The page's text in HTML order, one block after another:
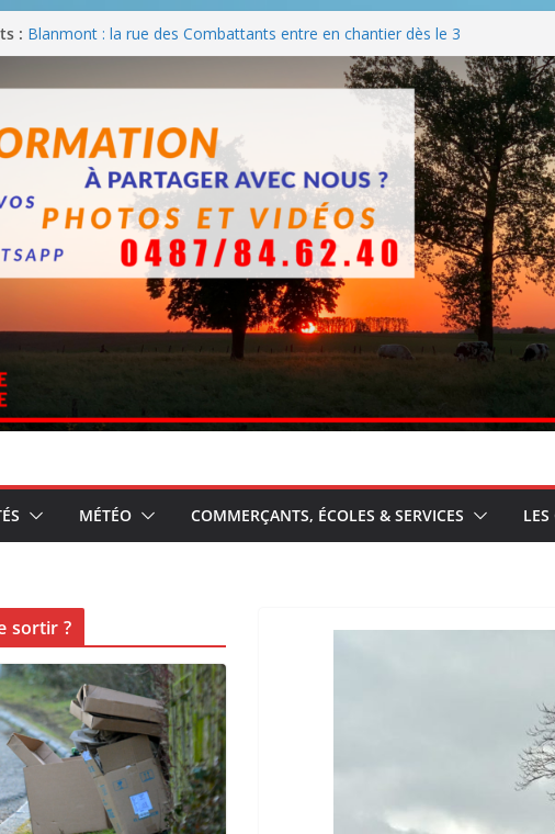
: Blanmont : la rue des Combattants entre en chantier dès le 3
août
Une fête nationale sans drache
MÉTÉO COMMERÇANTS, ÉCOLES & SERVICES
sortir ?